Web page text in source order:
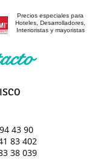
Precios especiales para
Hoteles, Desarrolladores,
Interioristas y mayoristas
43 90
83 402
38 039